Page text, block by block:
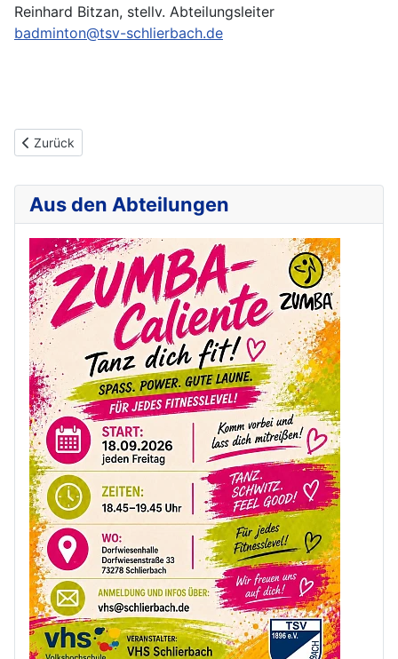
Reinhard Bitzan, stellv. Abteilungsleiter
badminton@tsv-schlierbach.de
Vorheriger Beitrag: Start Jugendtraining am 23.09.'25
Zurück
Aus den Abteilungen